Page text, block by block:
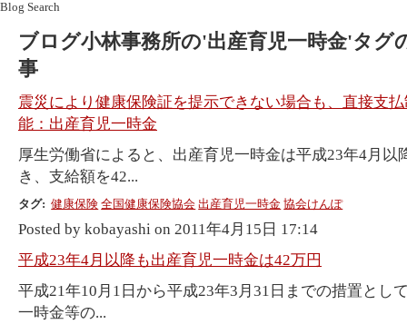
Blog Search
ブログ小林事務所の'出産育児一時金'タグ
事
震災により健康保険証を提示できない場合も、直接支
能：出産育児一時金
厚生労働省によると、出産育児一時金は平成23年4月以
き、支給額を42...
タグ: 健康保険 全国健康保険協会 出産育児一時金 協会けんぽ
Posted by kobayashi on 2011年4月15日 17:14
平成23年4月以降も出産育児一時金は42万円
平成21年10月1日から平成23年3月31日までの措置とし
一時金等の...